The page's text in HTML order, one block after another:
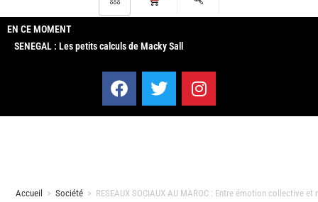
EN CE MOMENT
SENEGAL : Les petits calculs de Macky Sall
Accueil > Société > RESEAUX SOCIAUX AU MAROC : Entre émotion collective